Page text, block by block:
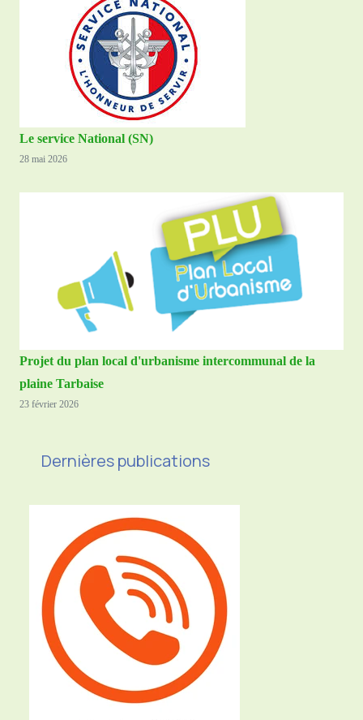
Le service National (SN)
28 mai 2026
Projet du plan local d'urbanisme intercommunal de la
plaine Tarbaise
23 février 2026
Dernières publications